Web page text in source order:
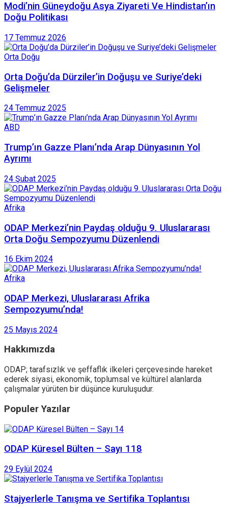
Modi’nin Güneydoğu Asya Ziyareti Ve Hindistan’ın
Doğu Politikası
17 Temmuz 2026
Orta Doğu
Orta Doğu’da Dürziler’in Doğuşu ve Suriye’deki
Gelişmeler
24 Temmuz 2025
ABD
Trump’ın Gazze Planı’nda Arap Dünyasının Yol
Ayrımı
24 Şubat 2025
Afrika
ODAP Merkezi’nin Paydaş olduğu 9. Uluslararası
Orta Doğu Sempozyumu Düzenlendi
16 Ekim 2024
Afrika
ODAP Merkezi, Uluslararası Afrika
Sempozyumu’nda!
25 Mayıs 2024
Hakkımızda
ODAP; tarafsızlık ve şeffaflık ilkeleri çerçevesinde hareket
ederek siyasi, ekonomik, toplumsal ve kültürel alanlarda
çalışmalar yürüten bir düşünce kuruluşudur.
Populer Yazılar
ODAP Küresel Bülten – Sayı 118
29 Eylül 2024
Stajyerlerle Tanışma ve Sertifika Toplantısı